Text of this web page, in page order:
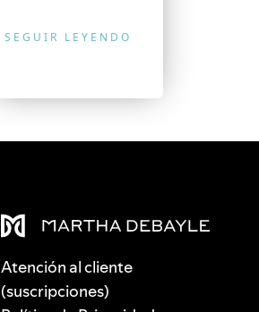
SEGUIR LEYENDO
Atención al cliente
(suscripciones)